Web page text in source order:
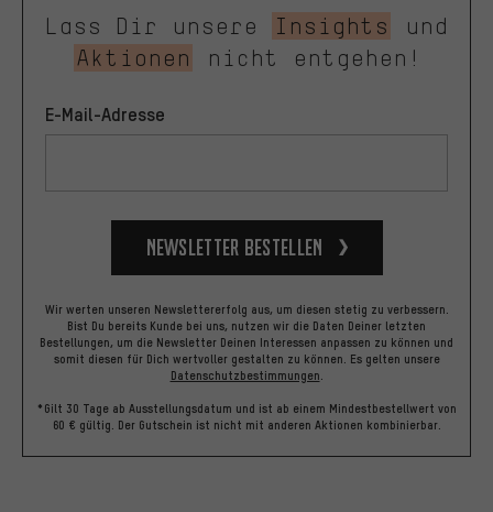
Lass Dir unsere
Insights
und
Aktionen
nicht entgehen!
E-Mail-Adresse
Newsletter bestellen
Wir werten unseren Newslettererfolg aus, um diesen stetig zu verbessern.
Bist Du bereits Kunde bei uns, nutzen wir die Daten Deiner letzten
Bestellungen, um die Newsletter Deinen Interessen anpassen zu können und
somit diesen für Dich wertvoller gestalten zu können. Es gelten unsere
Datenschutzbestimmungen.
*Gilt 30 Tage ab Ausstellungsdatum und ist ab einem Mindestbestellwert von
60 € gültig. Der Gutschein ist nicht mit anderen Aktionen kombinierbar.